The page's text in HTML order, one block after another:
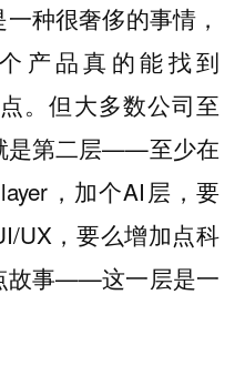
种很奢侈的事情，
产品真的能找到
。但大多数公司至
是第二层——至少在
，加个AI层，要
UX，要么增加点科
故事——这一层是一